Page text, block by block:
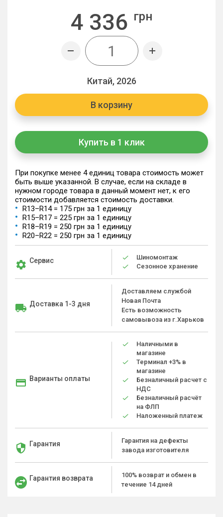
4 336 грн
Китай, 2026
В корзину
Купить в 1 клик
При покупке менее 4 единиц товара стоимость может
быть выше указанной. В случае, если на складе в
нужном городе товара в данный момент нет, к его
стоимости добавляется стоимость доставки.
R13–R14 = 175 грн за 1 единицу
R15–R17 = 225 грн за 1 единицу
R18–R19 = 250 грн за 1 единицу
R20–R22 = 250 грн за 1 единицу
Сервис
Шиномонтаж
Сезонное хранение
Доставка 1-3 дня
Доставляем службой
Новая Почта
Есть возможность
самовывоза из г.Харьков
Варианты оплаты
Наличными в
магазине
Терминал +3% в
магазине
Безналичный расчет с
НДС
Безналичный расчёт
на ФЛП
Наложенный платеж
Гарантия
Гарантия на дефекты
завода изготовителя
Гарантия возврата
100% возврат и обмен в
течение 14 дней